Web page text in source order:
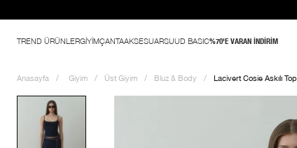
TREND ÜRÜNLERGİYİMÇANTAAKSESUARSUUD BASIC%70'E VARAN İNDİRİM
Anasayfa Giyim Üst Giyim Bluz & Body Lacivert Cosie Askılı Top